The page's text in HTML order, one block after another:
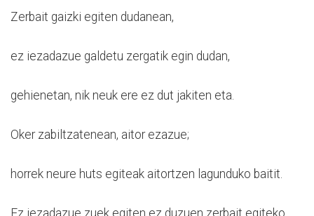
Zerbait gaizki egiten dudanean,
ez iezadazue galdetu zergatik egin dudan,
gehienetan, nik neuk ere ez dut jakiten eta.
Oker zabiltzatenean, aitor ezazue;
horrek neure huts egiteak aitortzen lagunduko baitit.
Ez iezadazue zuek egiten ez duzuen zerbait egiteko